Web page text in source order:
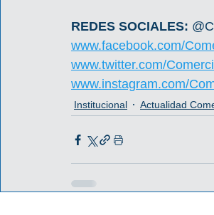
REDES SOCIALES:
www.facebook.com/
www.twitter.com/
www.instagram.com/
Institucional Actualidad